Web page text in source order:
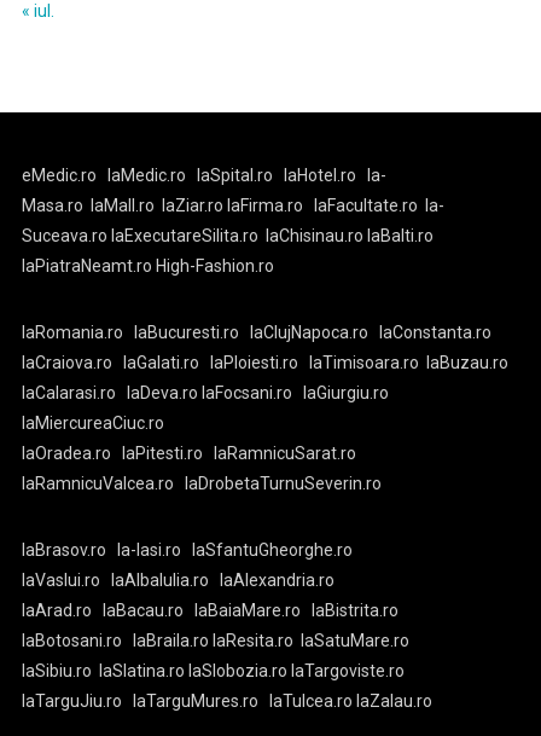
« iul.
eMedic.ro laMedic.ro laSpital.ro laHotel.ro
la-
Masa.ro
laMall.ro laZiar.ro laFirma.ro laFacultate.ro
la-
Suceava.ro laExecutareSilita.ro laChisinau.ro laBalti.ro
laPiatraNeamt.ro High-Fashion.ro
laRomania.ro laBucuresti.ro laClujNapoca.ro
laConstanta.ro
laCraiova.ro
laGalati.ro laPloiesti.ro laTimisoara.ro
laBuzau.ro
laCalarasi.ro
laDeva.ro laFocsani.ro
laGiurgiu.ro
laMiercureaCiuc.ro
laOradea.ro
laPitesti.ro
laRamnicuSarat.ro
laRamnicuValcea.ro
laDrobetaTurnuSeverin.ro
laBrasov.ro la-Iasi.ro
laSfantuGheorghe.ro
laVaslui.ro
laAlbaIulia.ro
laAlexandria.ro
laArad.ro
laBacau.ro laBaiaMare.ro
laBistrita.ro
laBotosani.ro
laBraila.ro laResita.ro
laSatuMare.ro
laSibiu.ro
laSlatina.ro laSlobozia.ro laTargoviste.ro
laTarguJiu.ro
laTarguMures.ro laTulcea.ro laZalau.ro